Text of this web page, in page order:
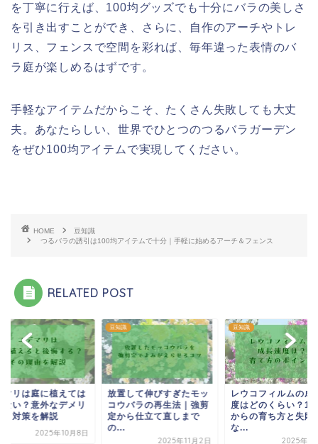
を丁寧に行えば、100均グッズでも十分にバラの美しさ
を引き出すことができ、さらに、自作のアーチやトレ
リス、フェンスで空間を彩れば、毎年違った表情のバ
ラ庭が楽しめるはずです。
手軽なアイテムだからこそ、たくさん失敗しても大丈
夫。あなたらしい、世界でひとつのつるバラガーデン
をぜひ100均アイテムで実現してください。
HOME
豆知識
つるバラの誘引は100均アイテムで十分｜手軽に始めるアーチ＆フェンス
RELATED POST
マリは庭に植えては
ない？意外なデメリ
と対策を解説
2025年10月8日
豆知識
放置して伸びすぎたモッ
コウバラの再生法｜強剪
定から仕立て直しまで
の...
2025年11月2日
豆知識
レウコフィルムの成
度はどのくらい？1
からの育ち方と失敗
な...
2025年11